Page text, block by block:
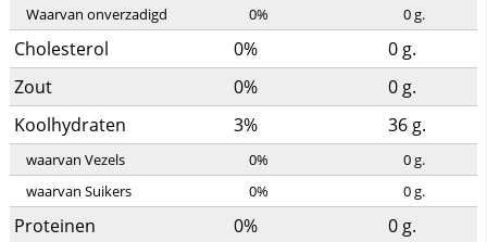
Waarvan onverzadigd
0% 0g.
Cholesterol 0% 0 g.
Zout
0% 0 g.
Koolhydraten
3% 36 g.
waarvan Vezels 0% 0g.
waarvan Suikers
0% 0g.
Proteinen 0% 0 g.